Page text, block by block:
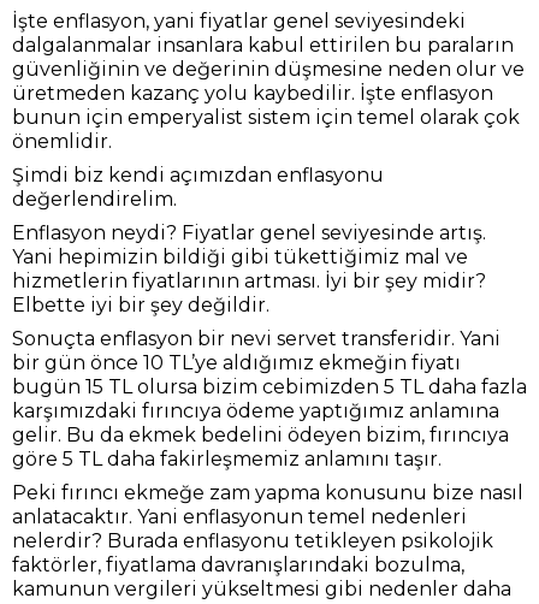
İşte enflasyon, yani fiyatlar genel seviyesindeki
dalgalanmalar insanlara kabul ettirilen bu paraların
güvenliğinin ve değerinin düşmesine neden olur ve
üretmeden kazanç yolu kaybedilir. İşte enflasyon
bunun için emperyalist sistem için temel olarak çok
önemlidir.
Şimdi biz kendi açımızdan enflasyonu
değerlendirelim.
Enflasyon neydi? Fiyatlar genel seviyesinde artış.
Yani hepimizin bildiği gibi tükettiğimiz mal ve
hizmetlerin fiyatlarının artması. İyi bir şey midir?
Elbette iyi bir şey değildir.
Sonuçta enflasyon bir nevi servet transferidir. Yani
bir gün önce 10 TL’ye aldığımız ekmeğin fiyatı
bugün 15 TL olursa bizim cebimizden 5 TL daha fazla
karşımızdaki fırıncıya ödeme yaptığımız anlamına
gelir. Bu da ekmek bedelini ödeyen bizim, fırıncıya
göre 5 TL daha fakirleşmemiz anlamını taşır.
Peki fırıncı ekmeğe zam yapma konusunu bize nasıl
anlatacaktır. Yani enflasyonun temel nedenleri
nelerdir? Burada enflasyonu tetikleyen psikolojik
faktörler, fiyatlama davranışlarındaki bozulma,
kamunun vergileri yükseltmesi gibi nedenler daha